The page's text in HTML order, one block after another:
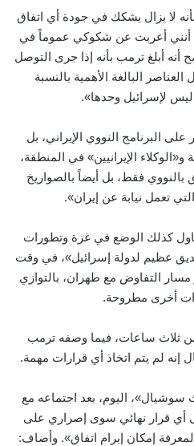
لا يزال يشكك في جودة أي اتفاق
أنني أعربت عن شكوكي عموماً في
أنه أبلغ ترمب بأنه إذا جرى التوصل
البالغة الأهمية بالنسبة
ليس لإسرائيل وحدها».
البرنامج النووي الإيراني، بل
الإيرانيين» في المنطقة،
بالنووي فقط، بل أيضاً بالصواريخ
تعمل نيابة عن إيران».
تناول كذلك الوضع في غزة وتطورات
عظيم لدولة إسرائيل»، في وقت
التفاوض مع طهران، بالتوازي
أخرى مطروحة.
ثلاث ساعات، فيما وصفه ترمب
إنه لم يتم اتخاذ ‌أي قرارات مهمة.
اليوم، بعد اجتماعه مع
أي قرار نهائي سوى إصراري على
إمكان إبرام اتفاق». وأضاف: